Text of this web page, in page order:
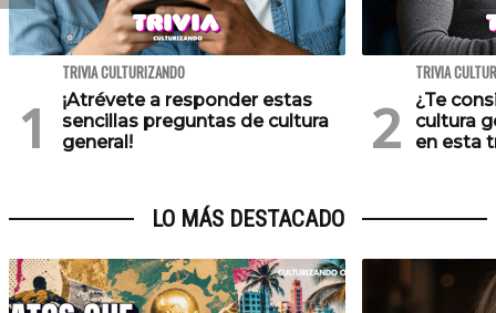
TRIVIA CULTURIZANDO
¡Atrévete a responder estas
sencillas preguntas de cultura
general!
TRIVIA
¿Te
cultura
en esta
LO MÁS DESTACADO